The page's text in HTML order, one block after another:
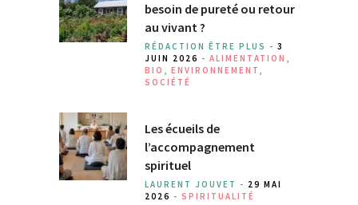
besoin de pureté ou retour
au vivant ?
RÉDACTION ÊTRE PLUS - 3
JUIN 2026 - ALIMENTATION ,
BIO , ENVIRONNEMENT ,
SOCIÉTÉ
Les écueils de
l’accompagnement
spirituel
LAURENT JOUVET - 29 MAI
2026 - SPIRITUALITÉ